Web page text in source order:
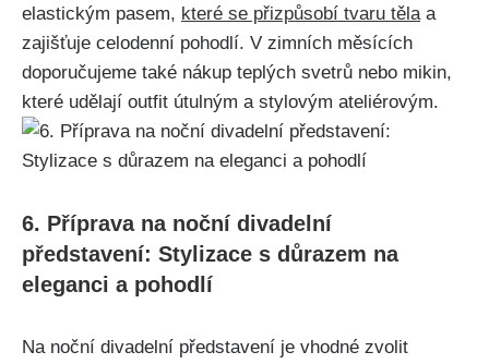
elastickým pasem, které se přizpůsobí tvaru⁢ těla a
zajišťuje ⁢celodenní pohodlí. V zimních měsících
doporučujeme také⁢ nákup teplých svetrů nebo mikin,⁣
které udělají outfit útulným a⁣ stylovým ateliérovým.
6. Příprava​ na noční divadelní​
představení: Stylizace s důrazem na
eleganci ⁤a ‌pohodlí
Na noční divadelní představení je vhodné zvolit